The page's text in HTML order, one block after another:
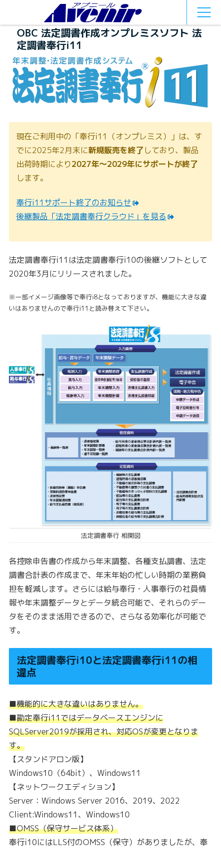
OBC 法定調書作成オンプレミスソフト 法
定調書奉行i11
現在ご利用中の「奉行i11（オンプレミス）」は、す
でに2025年2月末に新規販売を終了しており、製品
出荷時期により2027年〜2029年にサポートが終了
します。
奉行i11サポート終了のお知らせ
後継製品「法定調書奉行クラウド」を見る
法定調書奉行i11は法定調書奉行i10の後継ソフトとして
2020年3月にリリースされました。
※一部イメージ画像等で奉行i8となっておりますが、機能に大きな違
いはありませんので奉行i11と読み替えて下さい。
法定調書奉行 相関図
各控除申告書の作成から年末調整、各種支払調書、法定
調書合計表の作成まで、年末年始の忙しい時期の業務負
担を軽減します。さらには給与奉行・人事奉行の社員情
報や年末調整データとデータ統合可能で、それらのデー
タをそのまま活用できるので、さらなる効率化が可能で
す。
法定調書奉行i10と法定調書奉行i11の相
違点
■機能的に大きな違いはありません。
■勘定奉行i11ではデータベースエンジンに
SQLServer2019が採用され、対応OSが変更となりま
す。
【スタンドアロン版】
Windows10（64bit）、Windows11
【ネットワークエディション】
Server：Windows Server 2016、2019、2022
Client:Windows11、Windows10
■OMSS（保守サービス体系）
奉行i10にはLLS付のOMSS（保守）がありましたが、奉
MEN